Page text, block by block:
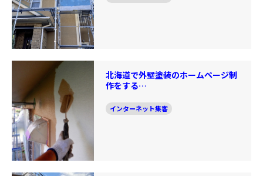
北海道で外壁塗装のホームページ制
作をする…
インターネット集客